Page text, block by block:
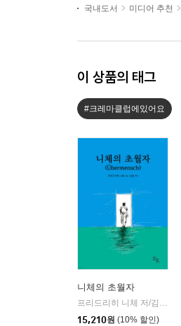
국내도서 미디어 추천
이 상품의 태그
#크레마클럽에있어요
니체의 초월자
프리드리히 니체 저/김철 편역
15,210원 (10% 할인)